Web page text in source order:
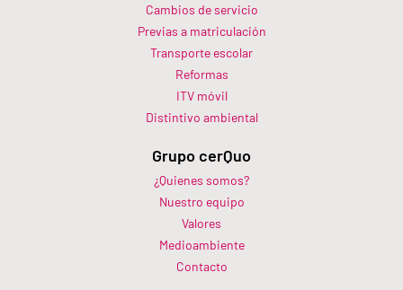
Cambios de servicio
Previas a matriculación
Transporte escolar
Reformas
ITV móvil
Distintivo ambiental
Grupo cerQuo
¿Quienes somos?
Nuestro equipo
Valores
Medioambiente
Contacto